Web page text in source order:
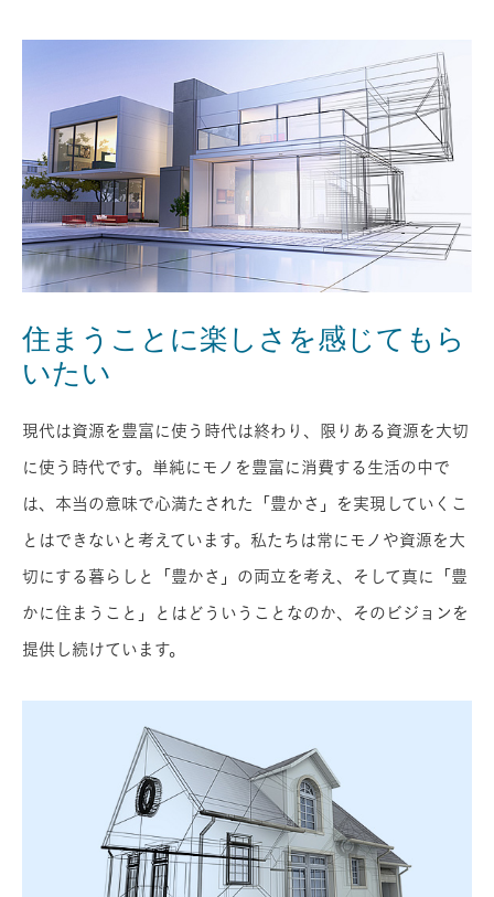
住まうことに楽しさを感じてもら
いたい
現代は資源を豊富に使う時代は終わり、限りある資源を⼤切
に使う時代です。単純にモノを豊富に消費する生活の中で
は、本当の意味で心満たされた「豊かさ」を実現していくこ
とはできないと考えています。私たちは常にモノや資源を⼤
切にする暮らしと「豊かさ」の両⽴を考え、そして真に「豊
かに住まうこと」とはどういうことなのか、そのビジョンを
提供し続けています。